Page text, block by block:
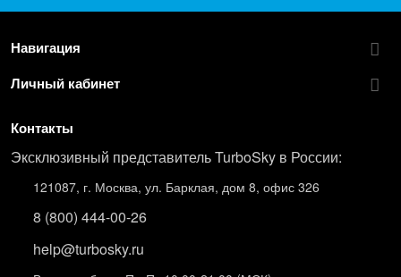
Навигация
Личный кабинет
Контакты
Эксклюзивный представитель TurboSky в России:
121087, г. Москва, ул. Барклая, дом 8, офис 326
8 (800) 444-00-26
help@turbosky.ru